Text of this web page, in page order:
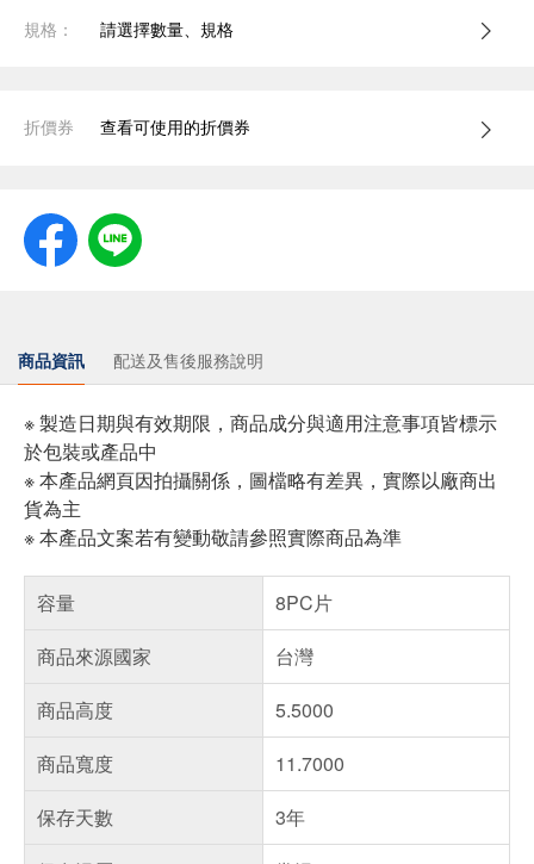
規格： 請選擇數量、規格
折價券 查看可使用的折價券
商品資訊 配送及售後服務說明
※ 製造日期與有效期限，商品成分與適用注意事項皆標示
於包裝或產品中
※ 本產品網頁因拍攝關係，圖檔略有差異，實際以廠商出
貨為主
※ 本產品文案若有變動敬請參照實際商品為準
容量
8PC片
商品來源國家
台灣
商品高度
5.5000
商品寬度
11.7000
保存天數
3年